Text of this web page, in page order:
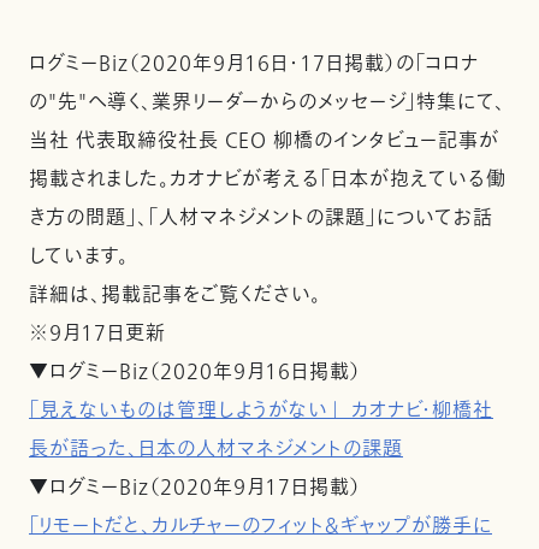
ログミーBiz（2020年９月16日・17日掲載）の「コロナ
の"先"へ導く、業界リーダーからのメッセージ」特集にて、
当社 代表取締役社長 CEO 柳橋のインタビュー記事が
掲載されました。カオナビが考える「日本が抱えている働
き方の問題」、「人材マネジメントの課題」についてお話
しています。
詳細は、掲載記事をご覧ください。
※９月17日更新
▼ログミーBiz（2020年９月16日掲載）
「見えないものは管理しようがない」 カオナビ・柳橋社
長が語った、日本の人材マネジメントの課題
▼ログミーBiz（2020年９月17日掲載）
「リモートだと、カルチャーのフィット＆ギャップが勝手に